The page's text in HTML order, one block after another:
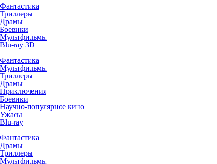
Фантастика
Триллеры
Драмы
Боевики
Мультфильмы
Blu-ray 3D
Фантастика
Мультфильмы
Триллеры
Драмы
Приключения
Боевики
Научно-популярное кино
Ужасы
Blu-ray
Фантастика
Драмы
Триллеры
Мультфильмы